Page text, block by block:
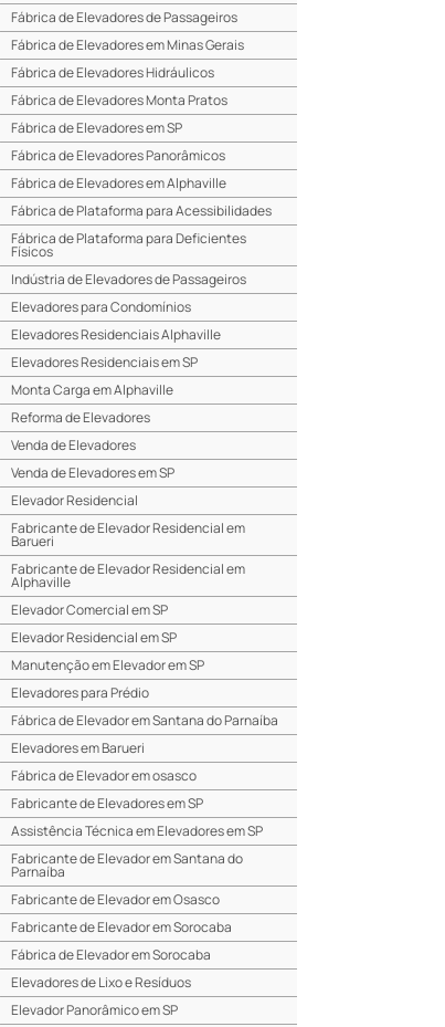
Fábrica de Elevadores de Passageiros
Fábrica de Elevadores em Minas Gerais
Fábrica de Elevadores Hidráulicos
Fábrica de Elevadores Monta Pratos
Fábrica de Elevadores em SP
Fábrica de Elevadores Panorâmicos
Fábrica de Elevadores em Alphaville
Fábrica de Plataforma para Acessibilidades
Fábrica de Plataforma para Deficientes
Físicos
Indústria de Elevadores de Passageiros
Elevadores para Condomínios
Elevadores Residenciais Alphaville
Elevadores Residenciais em SP
Monta Carga em Alphaville
Reforma de Elevadores
Venda de Elevadores
Venda de Elevadores em SP
Elevador Residencial
Fabricante de Elevador Residencial em
Barueri
Fabricante de Elevador Residencial em
Alphaville
Elevador Comercial em SP
Elevador Residencial em SP
Manutenção em Elevador em SP
Elevadores para Prédio
Fábrica de Elevador em Santana do Parnaíba
Elevadores em Barueri
Fábrica de Elevador em osasco
Fabricante de Elevadores em SP
Assistência Técnica em Elevadores em SP
Fabricante de Elevador em Santana do
Parnaíba
Fabricante de Elevador em Osasco
Fabricante de Elevador em Sorocaba
Fábrica de Elevador em Sorocaba
Elevadores de Lixo e Resíduos
Elevador Panorâmico em SP